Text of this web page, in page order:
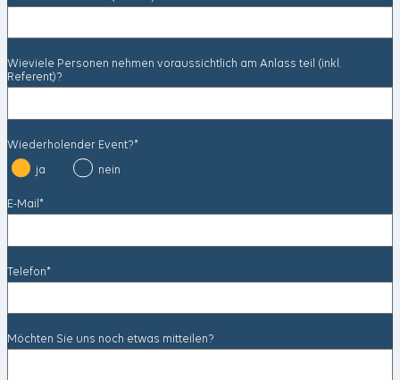
Wieviele Personen nehmen voraussichtlich am Anlass teil (inkl.
Referent)?
Wiederholender Event?*
ja nein
E-Mail*
Telefon*
Möchten Sie uns noch etwas mitteilen?